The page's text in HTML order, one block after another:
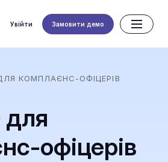
Увійти Замовити демо
КОМПЛАЄНС-ОФІЦЕРІВ
для
офіцерів